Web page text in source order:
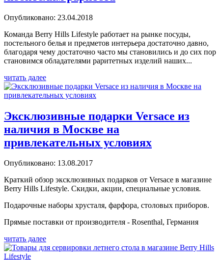
Опубликовано: 23.04.2018
Команда Berry Hills Lifestyle работает на рынке посуды,
постельного белья и предметов интерьера достаточно давно,
благодаря чему достаточно часто мы становились и до сих пор
становимся обладателями раритетных изделий наших...
читать далее
Эксклюзивные подарки Versace из
наличия в Москве на
привлекательных условиях
Опубликовано: 13.08.2017
Краткий обзор эксклюзивных подарков от Versace в магазине
Berry Hills Lifestyle. Скидки, акции, специальные условия.
Подарочные наборы хрусталя, фарфора, столовых приборов.
Прямые поставки от производителя - Rosenthal, Германия
читать далее